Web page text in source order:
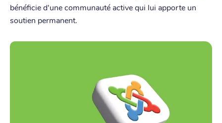
bénéficie d'une communauté active qui lui apporte un
soutien permanent.